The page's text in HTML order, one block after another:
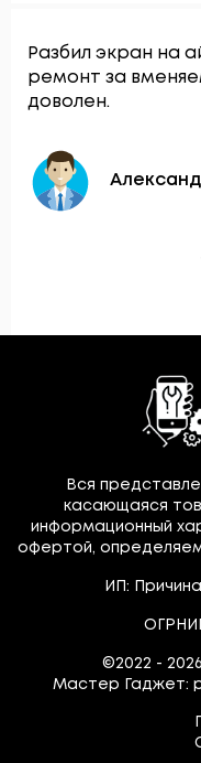
Разбил экран на
ремонт за
доволен.
Вся
касающаяся
информационный
офертой,
ИП:
©2022 -
Мастер Гаджет: